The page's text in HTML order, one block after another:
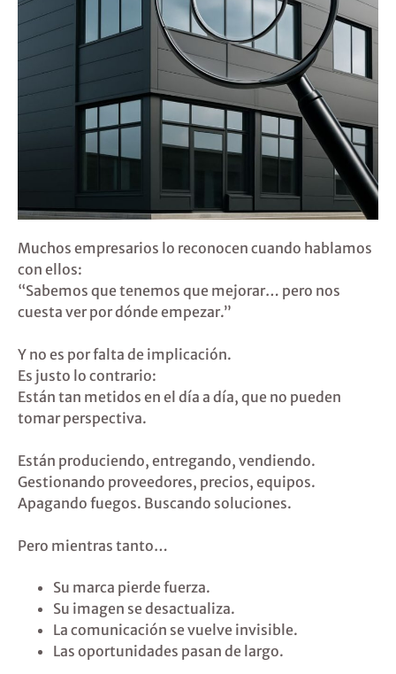
Muchos empresarios lo reconocen cuando hablamos
con ellos:
“Sabemos que tenemos que mejorar… pero nos
cuesta ver por dónde empezar.”
Y no es por falta de implicación.
Es justo lo contrario:
Están tan metidos en el día a día, que no pueden
tomar perspectiva.
Están produciendo, entregando, vendiendo.
Gestionando proveedores, precios, equipos.
Apagando fuegos. Buscando soluciones.
Pero mientras tanto…
Su marca pierde fuerza.
Su imagen se desactualiza.
La comunicación se vuelve invisible.
Las oportunidades pasan de largo.